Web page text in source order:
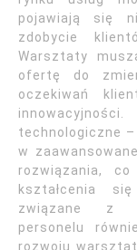
pojawiają się
zdobycie
Warsztaty
ofertę do
oczekiwań
technologiczne
w
rozwiązania, co
kształcenia
związane z
personelu
rozwoju